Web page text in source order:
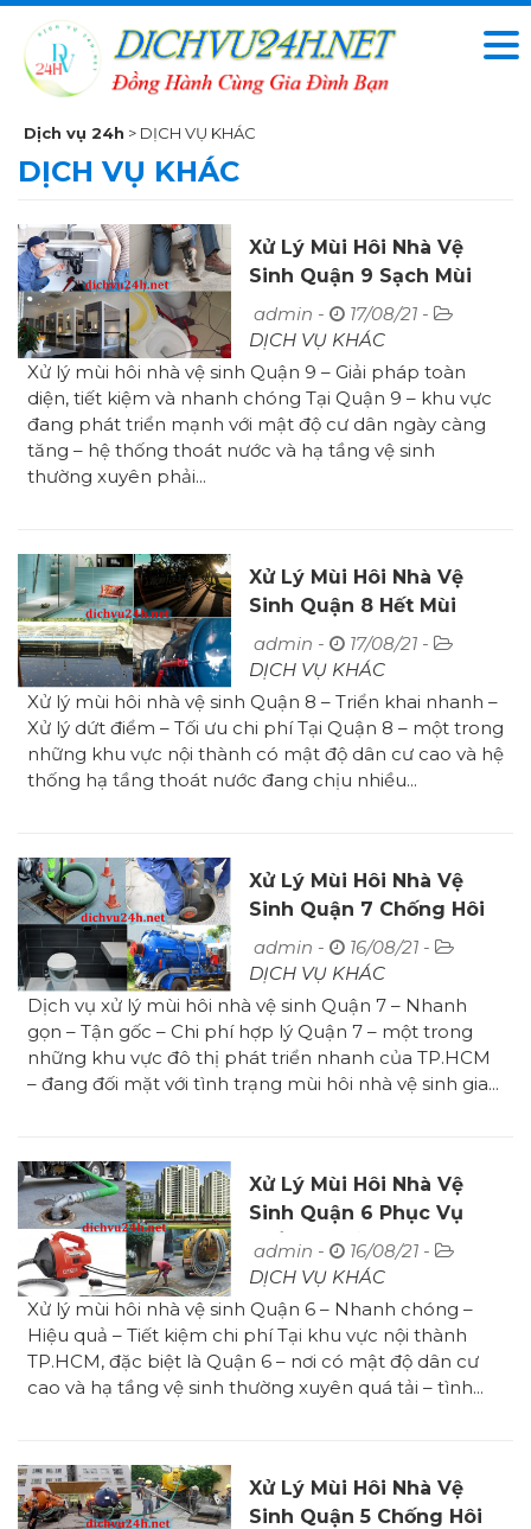
Dịch vụ 24h > DỊCH VỤ KHÁC
DỊCH VỤ KHÁC
Xử Lý Mùi Hôi Nhà Vệ
Sinh Quận 9 Sạch Mùi
Không Tái Phát
admin -
17/08/21 -
DỊCH VỤ KHÁC
Xử lý mùi hôi nhà vệ sinh Quận 9 – Giải pháp toàn
diện, tiết kiệm và nhanh chóng Tại Quận 9 – khu vực
đang phát triển mạnh với mật độ cư dân ngày càng
tăng – hệ thống thoát nước và hạ tầng vệ sinh
thường xuyên phải...
Xử Lý Mùi Hôi Nhà Vệ
Sinh Quận 8 Hết Mùi
Không Tái Phát
admin -
17/08/21 -
DỊCH VỤ KHÁC
Xử lý mùi hôi nhà vệ sinh Quận 8 – Triển khai nhanh –
Xử lý dứt điểm – Tối ưu chi phí Tại Quận 8 – một trong
những khu vực nội thành có mật độ dân cư cao và hệ
thống hạ tầng thoát nước đang chịu nhiều...
Xử Lý Mùi Hôi Nhà Vệ
Sinh Quận 7 Chống Hôi
Sạch 100%
admin -
16/08/21 -
DỊCH VỤ KHÁC
Dịch vụ xử lý mùi hôi nhà vệ sinh Quận 7 – Nhanh
gọn – Tận gốc – Chi phí hợp lý Quận 7 – một trong
những khu vực đô thị phát triển nhanh của TP.HCM
– đang đối mặt với tình trạng mùi hôi nhà vệ sinh gia...
Xử Lý Mùi Hôi Nhà Vệ
Sinh Quận 6 Phục Vụ
24/7 Giá Rẻ
admin -
16/08/21 -
DỊCH VỤ KHÁC
Xử lý mùi hôi nhà vệ sinh Quận 6 – Nhanh chóng –
Hiệu quả – Tiết kiệm chi phí Tại khu vực nội thành
TP.HCM, đặc biệt là Quận 6 – nơi có mật độ dân cư
cao và hạ tầng vệ sinh thường xuyên quá tải – tình...
Xử Lý Mùi Hôi Nhà Vệ
Sinh Quận 5 Chống Hôi